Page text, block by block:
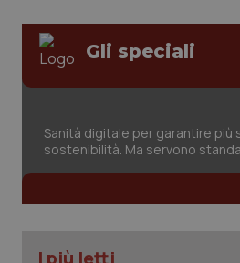
Gli speciali
Sanità digitale per garantire più
sostenibilità. Ma servono
I più letti
_ga